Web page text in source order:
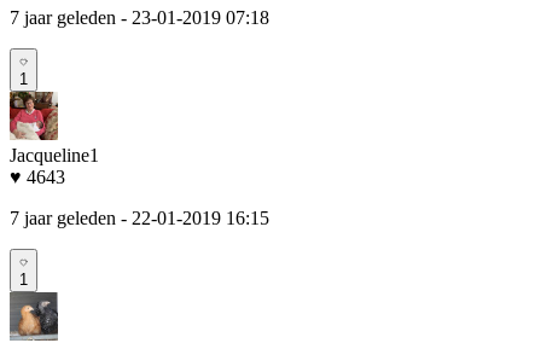
7 jaar geleden - 23-01-2019 07:18
1
Jacqueline1
♥ 4643
7 jaar geleden - 22-01-2019 16:15
1